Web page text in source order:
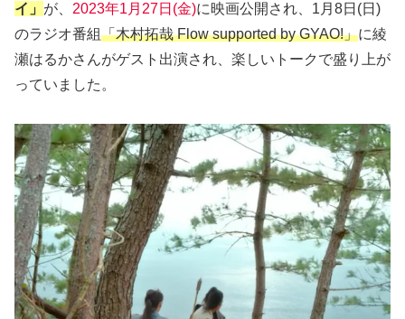
イ」 が、 2023年1月27日(金)に映画公開され、1月8日(日)
のラジオ番組「木村拓哉 Flow supported by GYAO!」に綾
瀬はるかさんがゲスト出演され、楽しいトークで盛り上が
っていました。